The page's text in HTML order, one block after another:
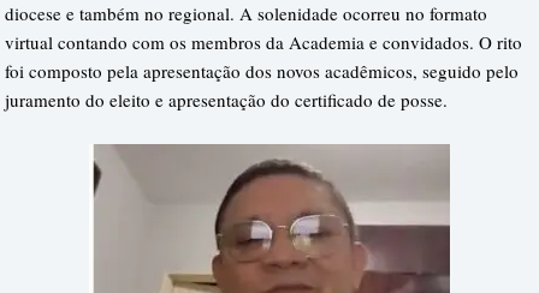
diocese e também no regional. A solenidade ocorreu no formato
virtual contando com os membros da Academia e convidados. O rito
foi composto pela apresentação dos novos acadêmicos, seguido pelo
juramento do eleito e apresentação do certificado de posse.